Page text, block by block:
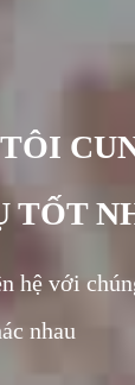
TỐT
hệ với
nhau